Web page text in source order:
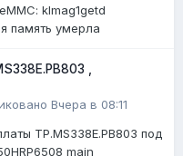
klmag1getd
память умерла
,
Вчера в 08:11
TP.MS338E.PB803 под
main